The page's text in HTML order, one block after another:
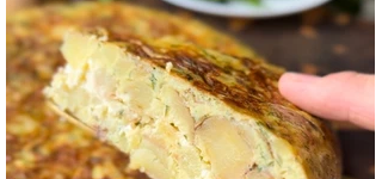
Para la masa: Harina 0000 280 gr,
manteca 80 gr, mix de semillas (puse
girasol, lino y sesamo) 50 gr y agua 100
gr. Para el relleno: Cebollas 2 u, queso
cremoso 200 gr, hongos fileteados 100
gr, huevos 3 u, tomillo 3/4 de cdta, sal